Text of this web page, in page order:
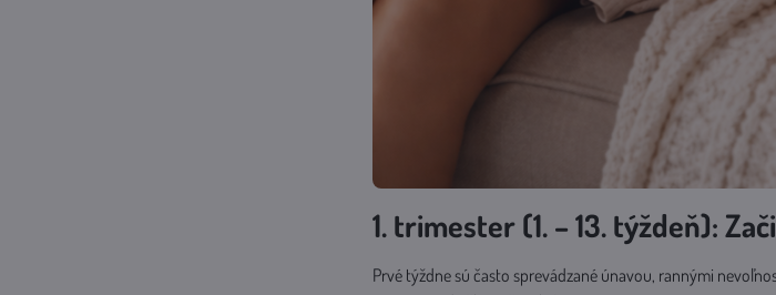
1. trimester (1. – 13. týždeň):
Prvé týždne sú často sprevádzané únavou, rannými